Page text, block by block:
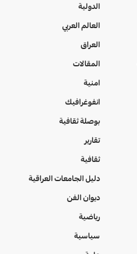
الدولية
العالم العربي
العراق
المقالات
امنية
انفوغرافيك
بوصلة ثقافية
تقارير
ثقافية
دليل الجامعات العراقية
ديوان الفن
رياضية
سياسية